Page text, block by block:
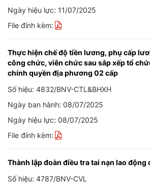
Ngày hiệu lực: 11/07/2025
File đính kèm:
Thực hiện chế độ tiền lương, phụ cấp
công chức, viên chức sau sắp xếp tổ
chính quyền địa phương 02 cấp
Số hiệu: 4832/BNV-CTL&BHXH
Ngày ban hành: 08/07/2025
Ngày hiệu lực: 08/07/2025
File đính kèm:
Thành lập đoàn điều tra tai nạn lao động
Số hiệu: 4787/BNV-CVL